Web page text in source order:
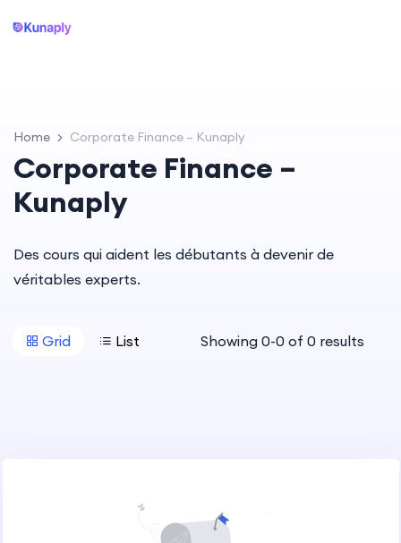
Home Corporate Finance – Kunaply
Corporate Finance –
Kunaply
Des cours qui aident les débutants à devenir de
véritables experts.
Grid List Showing 0-0 of 0 results